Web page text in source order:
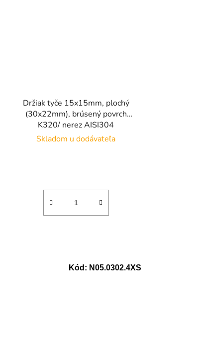
Držiak tyče 15x15mm, plochý
(30x22mm), brúsený povrch
K320/ nerez AISI304
Skladom u dodávateľa
Kód: N05.0302.4XS